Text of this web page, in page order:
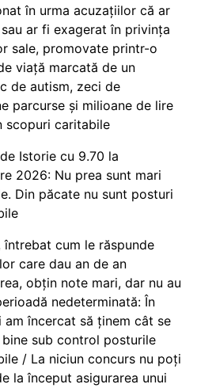
în urma acuzațiilor că ar
ar fi exagerat în privința
sale, promovate printr-o
viață marcată de un
de autism, zeci de
parcurse și milioane de lire
scopuri caritabile
Istorie cu 9.70 la
2026: Nu prea sunt mari
Din păcate nu sunt posturi
întrebat cum le răspunde
care dau an de an
obțin note mari, dar nu au
nedeterminată: În
am încercat să ținem cât se
sub control posturile
/ La niciun concurs nu poți
la început asigurarea unui